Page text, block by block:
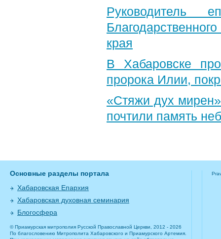
Руководитель
края
В Хабаровске
пророка Илии,
«Стяжи дух
почтили память
Основные разделы портала
Хабаровская Епархия
Хабаровская духовная семинария
Блогосфера
© Приамурская митрополия Русской Православной Церкви, 2012 - 2026
По благословению Митрополита Хабаровского и Приамурского Артемия.